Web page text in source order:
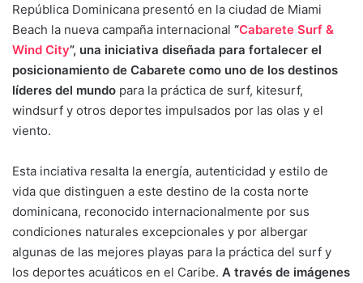
República Dominicana presentó en la ciudad de Miami
Beach la nueva campaña internacional “Cabarete Surf &
Wind City”, una iniciativa diseñada para fortalecer el
posicionamiento de Cabarete como uno de los destinos
líderes del mundo para la práctica de surf, kitesurf,
windsurf y otros deportes impulsados por las olas y el
viento.
Esta inciativa resalta la energía, autenticidad y estilo de
vida que distinguen a este destino de la costa norte
dominicana, reconocido internacionalmente por sus
condiciones naturales excepcionales y por albergar
algunas de las mejores playas para la práctica del surf y
los deportes acuáticos en el Caribe. A través de imágenes